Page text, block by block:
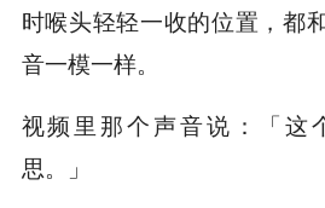
时喉头轻轻一收的位置，都
音一模一样。
视频里那个声音说：「这
思。」